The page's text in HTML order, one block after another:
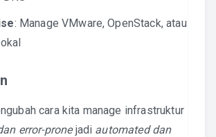
: Manage VMware, OpenStack, atau
cara kita manage infrastruktur
error-pronejadi automated dan